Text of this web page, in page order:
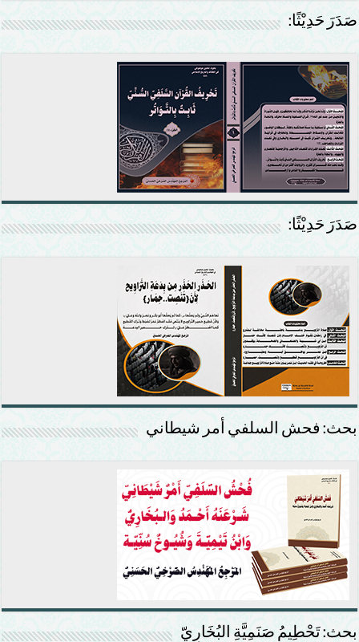
صَدَرَ حَدِيْثًا:
صَدَرَ حَدِيْثًا:
بحث: فحش السلفي أمر شيطاني
بحث: تَحْطِيمُ صَنَمِيَّةِ البُخَارِيّ